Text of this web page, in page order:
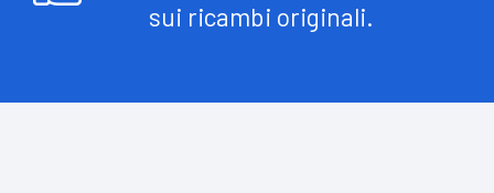
sui ricambi originali.